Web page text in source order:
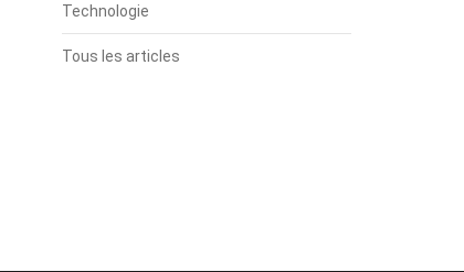
Technologie
Tous les articles